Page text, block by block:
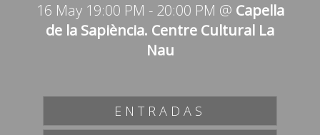
16 May 19:00 PM - 20:00 PM @ Capella
de la Sapiència. Centre Cultural La
Nau
ENTRADAS